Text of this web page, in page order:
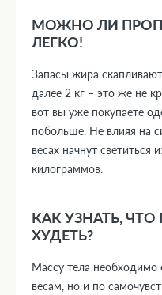
МОЖНО ЛИ
ЛЕГКО!
Запасы жира
далее 2 кг – это же не
вот вы уже покупаете
побольше. Не влияя на
весах начнут светиться
килограммов.
КАК УЗНАТЬ,
ХУДЕТЬ?
Массу тела необходимо
весам, но и по